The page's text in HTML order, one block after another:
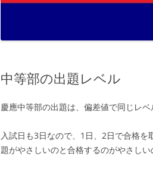
中等部の出題レベル
慶應中等部の出題は、偏差値で同じレ
入試日も3日なので、1日、2日で合格
題がやさしいのと合格するのがやさしい